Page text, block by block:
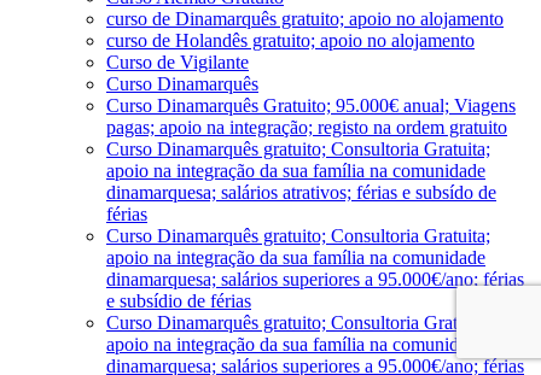
curso de Dinamarquês gratuito; apoio no alojamento
curso de Holandês gratuito; apoio no alojamento
Curso de Vigilante
Curso Dinamarquês
Curso Dinamarquês Gratuito; 95.000€ anual; Viagens
pagas; apoio na integração; registo na ordem gratuito
Curso Dinamarquês gratuito; Consultoria Gratuita;
apoio na integração da sua família na comunidade
dinamarquesa; salários atrativos; férias e subsído de
férias
Curso Dinamarquês gratuito; Consultoria Gratuita;
apoio na integração da sua família na comunidade
dinamarquesa; salários superiores a 95.000€/ano; férias
e subsídio de férias
Curso Dinamarquês gratuito; Consultoria Gratuita;
apoio na integração da sua família na comunidade
dinamarquesa; salários superiores a 95.000€/ano; férias